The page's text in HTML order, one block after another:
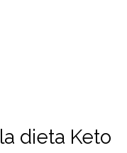
dieta Keto